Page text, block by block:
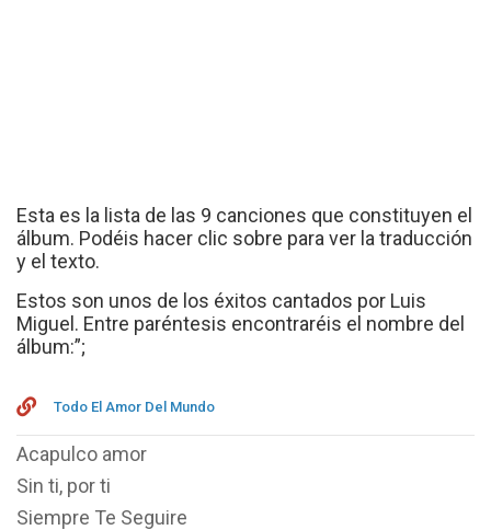
Esta es la lista de las 9 canciones que constituyen el
álbum. Podéis hacer clic sobre para ver la traducción
y el texto.
Estos son unos de los éxitos cantados por Luis
Miguel. Entre paréntesis encontraréis el nombre del
álbum:”;
Todo El Amor Del Mundo
Acapulco amor
Sin ti, por ti
Siempre Te Seguire